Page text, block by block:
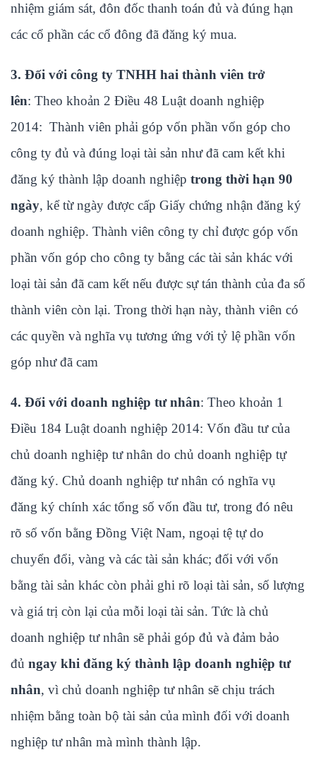
nhiệm giám sát, đôn đốc thanh toán đủ và đúng hạn
các cổ phần các cổ đông đã đăng ký mua.
3. Đối với công ty TNHH hai thành viên trở
lên: Theo khoản 2 Điều 48 Luật doanh nghiệp
2014: Thành viên phải góp vốn phần vốn góp cho
công ty đủ và đúng loại tài sản như đã cam kết khi
đăng ký thành lập doanh nghiệp trong thời hạn 90
ngày, kể từ ngày được cấp Giấy chứng nhận đăng ký
doanh nghiệp. Thành viên công ty chỉ được góp vốn
phần vốn góp cho công ty bằng các tài sản khác với
loại tài sản đã cam kết nếu được sự tán thành của đa số
thành viên còn lại. Trong thời hạn này, thành viên có
các quyền và nghĩa vụ tương ứng với tỷ lệ phần vốn
góp như đã cam
4. Đối với doanh nghiệp tư nhân: Theo khoản 1
Điều 184 Luật doanh nghiệp 2014: Vốn đầu tư của
chủ doanh nghiệp tư nhân do chủ doanh nghiệp tự
đăng ký. Chủ doanh nghiệp tư nhân có nghĩa vụ
đăng ký chính xác tổng số vốn đầu tư, trong đó nêu
rõ số vốn bằng Đồng Việt Nam, ngoại tệ tự do
chuyển đổi, vàng và các tài sản khác; đối với vốn
bằng tài sản khác còn phải ghi rõ loại tài sản, số lượng
và giá trị còn lại của mỗi loại tài sản. Tức là chủ
doanh nghiệp tư nhân sẽ phải góp đủ và đảm bảo
đủ ngay khi đăng ký thành lập doanh nghiệp tư
nhân, vì chủ doanh nghiệp tư nhân sẽ chịu trách
nhiệm bằng toàn bộ tài sản của mình đối với doanh
nghiệp tư nhân mà mình thành lập.